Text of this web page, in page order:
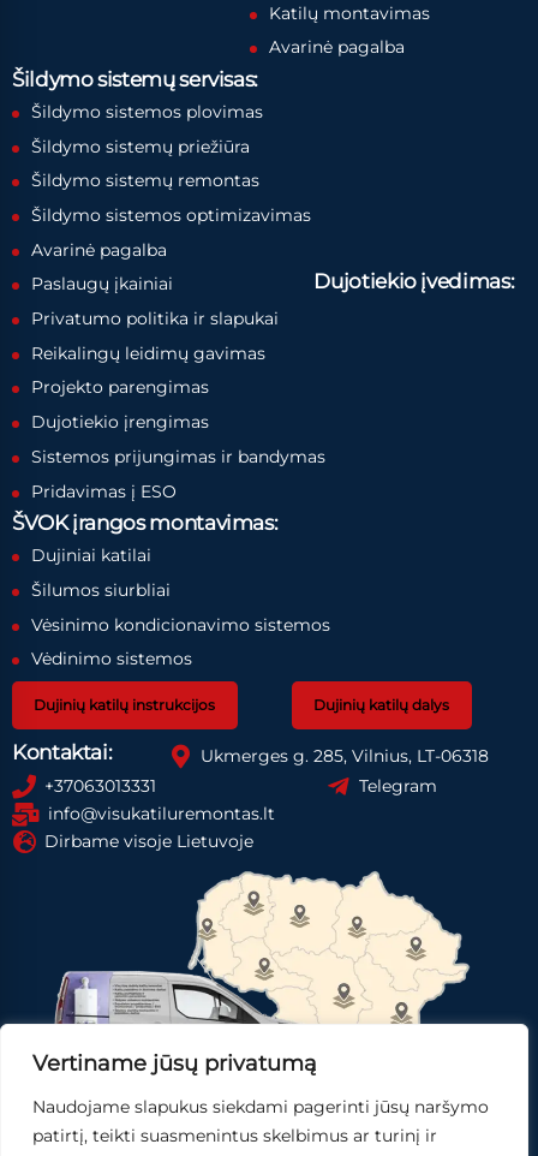
Vertiname jūsų privatumą
Naudojame slapukus siekdami pagerinti jūsų naršymo
patirtį, teikti suasmenintus skelbimus ar turinį ir
Katilų montavimas
Avarinė pagalba
Šildymo sistemų servisas:
Šildymo sistemos plovimas
Šildymo sistemų priežiūra
Šildymo sistemų remontas
Šildymo sistemos optimizavimas
Avarinė pagalba
Paslaugų įkainiai
Privatumo politika ir slapukai
Dujotiekio įvedimas:
Reikalingų leidimų gavimas
Projekto parengimas
Dujotiekio įrengimas
Sistemos prijungimas ir bandymas
Pridavimas į ESO
ŠVOK įrangos montavimas:
Dujiniai katilai
Šilumos siurbliai
Vėsinimo kondicionavimo sistemos
Vėdinimo sistemos
Dujinių katilų instrukcijos Dujinių katilų dalys
Kontaktai:
Ukmerges g. 285, Vilnius, LT-06318
+37063013331
Telegram
info@visukatiluremontas.lt
Dirbame visoje Lietuvoje
Registruotis paslaugai Gauti pasiūlymą